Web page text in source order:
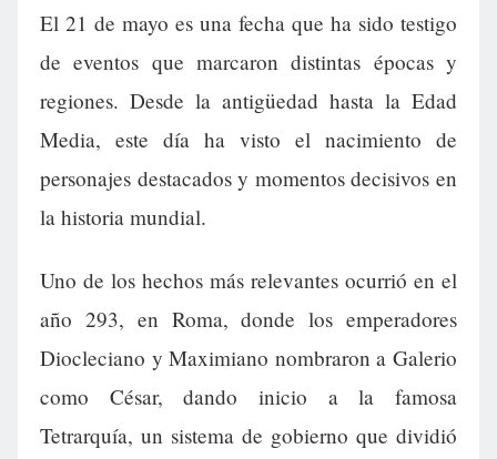
El 21 de mayo es una fecha que ha sido testigo
de eventos que marcaron distintas épocas y
regiones. Desde la antigüedad hasta la Edad
Media, este día ha visto el nacimiento de
personajes destacados y momentos decisivos en
la historia mundial.
Uno de los hechos más relevantes ocurrió en el
año 293, en Roma, donde los emperadores
Diocleciano y Maximiano nombraron a Galerio
como César, dando inicio a la famosa
Tetrarquía, un sistema de gobierno que dividió